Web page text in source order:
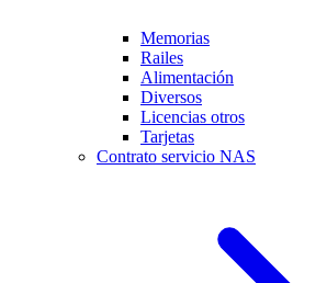
Memorias
Railes
Alimentación
Diversos
Licencias otros
Tarjetas
Contrato servicio NAS